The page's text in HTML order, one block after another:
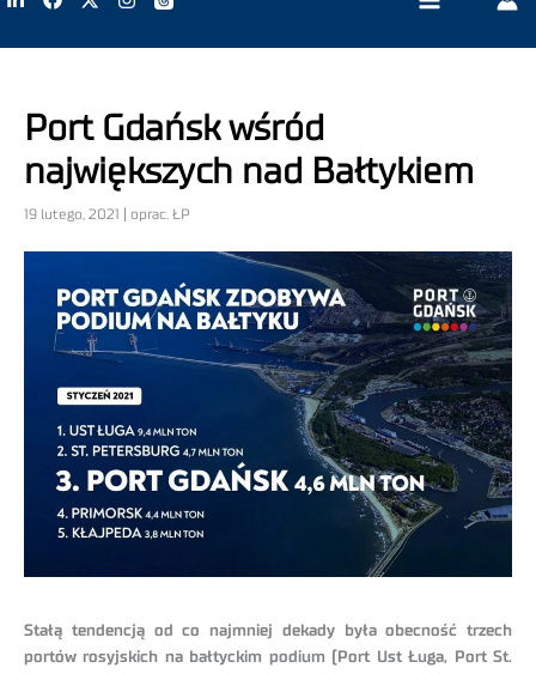
Port Gdańsk wśród
największych nad Bałtykiem
19 lutego, 2021 | oprac. ŁP
Stałą tendencją od co najmniej dekady była obecność trzech
portów rosyjskich na bałtyckim podium (Port Ust Ługa, Port St.